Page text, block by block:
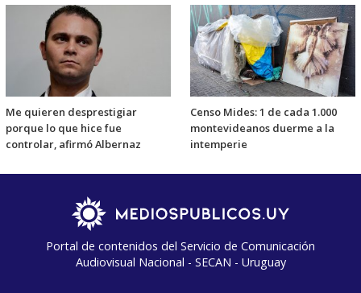
Me quieren desprestigiar
porque lo que hice fue
controlar, afirmó Albernaz
Censo Mides: 1 de cada 1.000
montevideanos duerme a la
intemperie
Portal de contenidos del Servicio de Comunicación
Audiovisual Nacional - SECAN - Uruguay